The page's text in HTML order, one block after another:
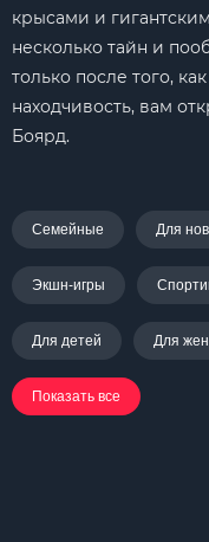
крысами и
несколько тайн и
только после того,
находчивость, вам
Боярд.
Семейные Для
Экшн-игры
Для детей Для
Показать все